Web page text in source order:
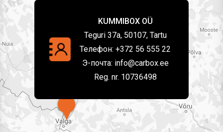
KUMMIBOX OÜ
Teguri 37a, 50107, Tartu
Телефон: +372 56 555 22
Э-почта: info@carbox.ee
Reg. nr. 10736498